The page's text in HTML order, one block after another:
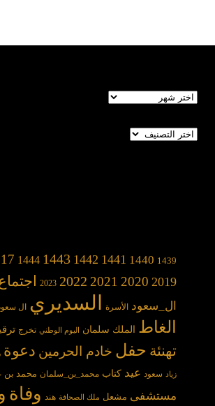
الأرشيف
تصنيفات
1439
1440
1441
1442
1443
1444
2019
2020
2021
2022
2023
ال_سعود الأسرة السديري ال
الغاط الملك سلمان اليوم الوطني تخرج
تهنئة حفل خادم الحرمين دعوة
زياد سعود عيد كتاب محمد_بن_سلمان محمد بن
مستشفى مشعل ملك الصحافة هند وفاة